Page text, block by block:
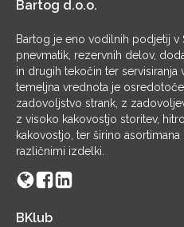
Bartog d.o.o.
Bartog je eno vodilnih podjetij
pnevmatik, rezervnih delov,
in drugih tekočin ter servisiranja
temeljna vrednota je
zadovoljstvo strank, z
z visoko kakovostjo storitev,
kakovostjo, ter širino
različnimi izdelki.
BKlub